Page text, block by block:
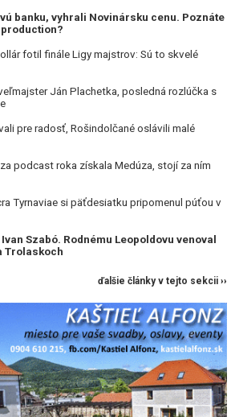
banku, vyhrali Novinársku cenu. Poznáte
fotil finále Ligy majstrov: Sú to skvelé
Ján Plachetka, posledná rozlúčka s
pre radosť, Rošindolčané oslávili malé
podcast roka získala Medúza, stojí za ním
Tyrnaviae si päťdesiatku pripomenul púťou v
Szabó. Rodnému Leopoldovu venoval
Trolaskoch
ďalšie články v tejto sekcii ››